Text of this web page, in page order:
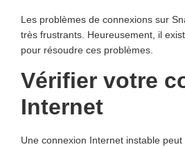
Les problèmes de connexions sur
très frustrants. Heureusement, il
pour résoudre ces problèmes.
Vérifier votre
Internet
Une connexion Internet instable